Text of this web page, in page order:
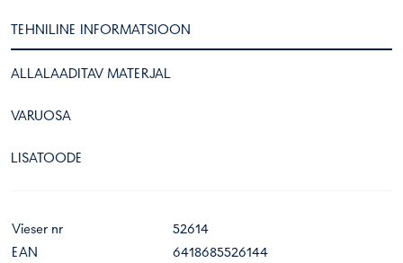
TEHNILINE INFORMATSIOON
ALLALAADITAV MATERJAL
VARUOSA
LISATOODE
Vieser nr
52614
EAN
6418685526144